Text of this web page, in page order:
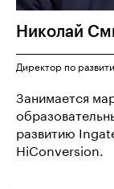
Николай
Директор по
Занимается
развитию
HiConversion.